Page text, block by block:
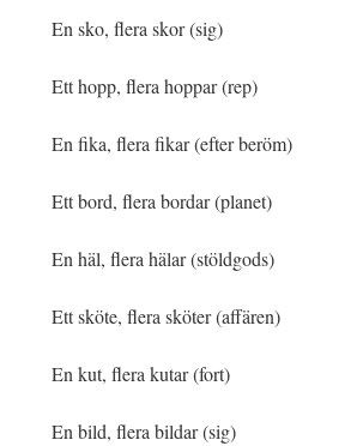
En sko, flera skor (sig)
Ett hopp, flera hoppar (rep)
En fika, flera fikar (efter beröm)
Ett bord, flera bordar (planet)
En häl, flera hälar (stöldgods)
Ett sköte, flera sköter (affären)
En kut, flera kutar (fort)
En bild, flera bildar (sig)